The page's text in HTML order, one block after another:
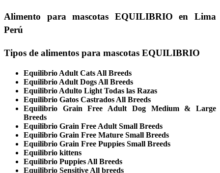
Alimento para mascotas EQUILIBRIO en Lima
Perú
Tipos de alimentos para mascotas EQUILIBRIO
Equilibrio Adult Cats All Breeds
Equilibrio Adult Dogs All Breeds
Equilibrio Adulto Light Todas las Razas
Equilibrio Gatos Castrados All Breeds
Equilibrio Grain Free Adult Dog Medium & Large
Breeds
Equilibrio Grain Free Adult Small Breeds
Equilibrio Grain Free Mature Small Breeds
Equilibrio Grain Free Puppies Small Breeds
Equilibrio kittens
Equilibrio Puppies All Breeds
Equilibrio Sensitive All breeds